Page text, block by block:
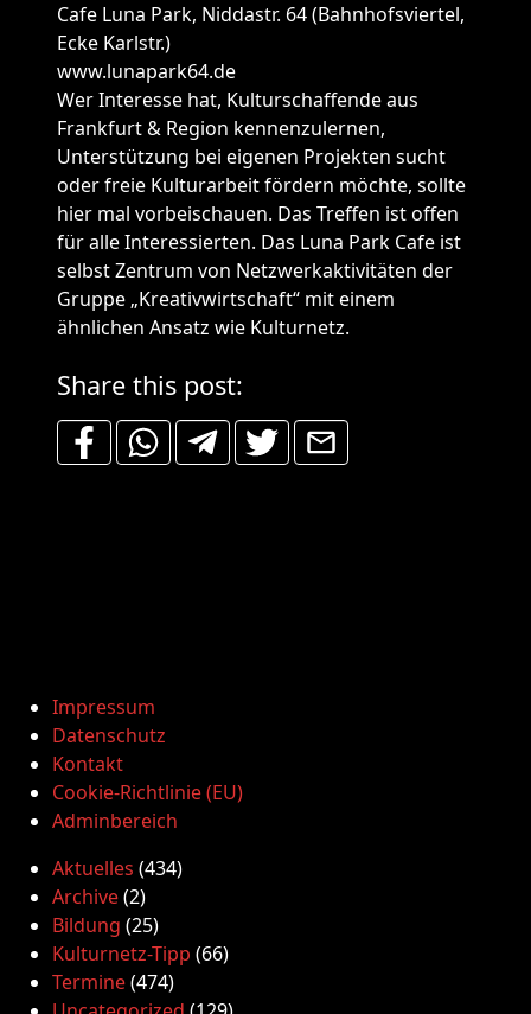
Cafe Luna Park, Niddastr. 64 (Bahnhofsviertel,
Ecke Karlstr.)
www.lunapark64.de
Wer Interesse hat, Kulturschaffende aus
Frankfurt & Region kennenzulernen,
Unterstützung bei eigenen Projekten sucht
oder freie Kulturarbeit fördern möchte, sollte
hier mal vorbeischauen. Das Treffen ist offen
für alle Interessierten. Das Luna Park Cafe ist
selbst Zentrum von Netzwerkaktivitäten der
Gruppe „Kreativwirtschaft“ mit einem
ähnlichen Ansatz wie Kulturnetz.
Share this post:
Impressum
Datenschutz
Kontakt
Cookie-Richtlinie (EU)
Adminbereich
Aktuelles (434)
Archive(2)
Bildung (25)
Kulturnetz-Tipp (66)
Termine(474)